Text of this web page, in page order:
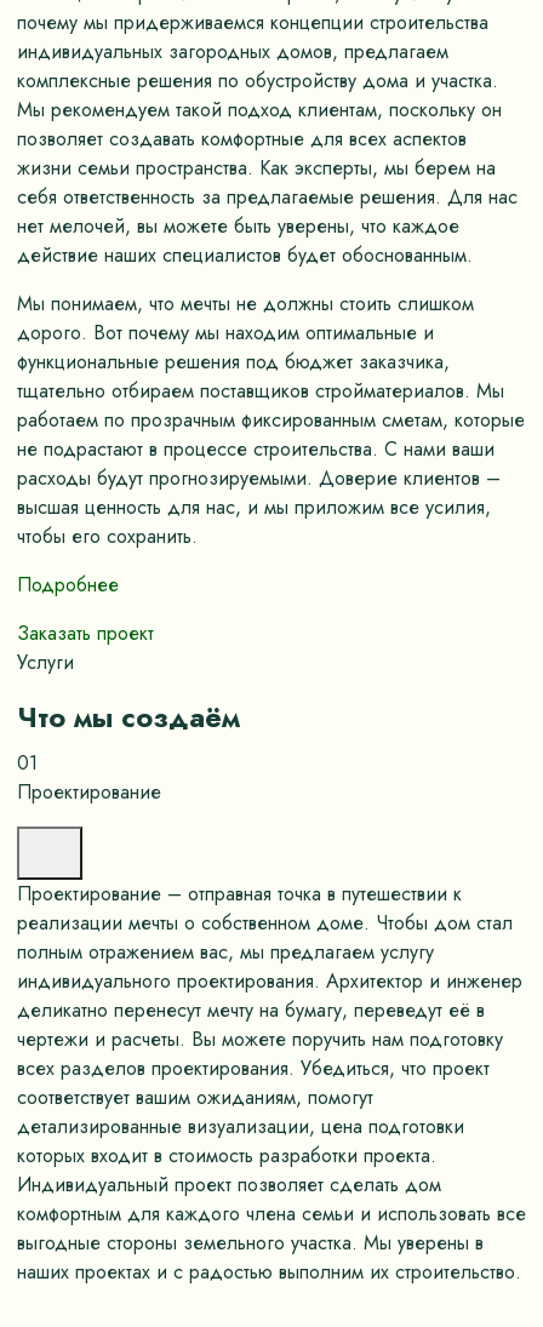
почему мы придерживаемся концепции строительства
индивидуальных загородных домов, предлагаем
комплексные решения по обустройству дома и участка.
Мы рекомендуем такой подход клиентам, поскольку он
позволяет создавать комфортные для всех аспектов
жизни семьи пространства. Как эксперты, мы берем на
себя ответственность за предлагаемые решения. Для нас
нет мелочей, вы можете быть уверены, что каждое
действие наших специалистов будет обоснованным.
Мы понимаем, что мечты не должны стоить слишком
дорого. Вот почему мы находим оптимальные и
функциональные решения под бюджет заказчика,
тщательно отбираем поставщиков стройматериалов. Мы
работаем по прозрачным фиксированным сметам, которые
не подрастают в процессе строительства. С нами ваши
расходы будут прогнозируемыми. Доверие клиентов –
высшая ценность для нас, и мы приложим все усилия,
чтобы его сохранить.
Подробнее
Заказать проект
Услуги
Что мы создаём
01
Проектирование
Проектирование – отправная точка в путешествии к
реализации мечты о собственном доме. Чтобы дом стал
полным отражением вас, мы предлагаем услугу
индивидуального проектирования. Архитектор и инженер
деликатно перенесут мечту на бумагу, переведут её в
чертежи и расчеты. Вы можете поручить нам подготовку
всех разделов проектирования. Убедиться, что проект
соответствует вашим ожиданиям, помогут
детализированные визуализации, цена подготовки
которых входит в стоимость разработки проекта.
Индивидуальный проект позволяет сделать дом
комфортным для каждого члена семьи и использовать все
выгодные стороны земельного участка. Мы уверены в
наших проектах и с радостью выполним их строительство.